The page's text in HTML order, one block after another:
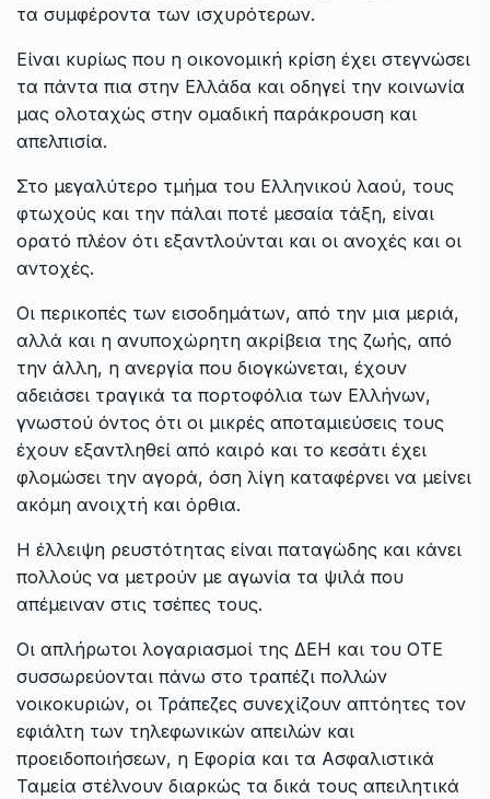
τα συμφέροντα των ισχυρότερων.
Είναι κυρίως που η οικονομική κρίση έχει στεγνώσει
τα πάντα πια στην Ελλάδα και οδηγεί την κοινωνία
μας ολοταχώς στην ομαδική παράκρουση και
απελπισία.
Στο μεγαλύτερο τμήμα του Ελληνικού λαού, τους
φτωχούς και την πάλαι ποτέ μεσαία τάξη, είναι
ορατό πλέον ότι εξαντλούνται και οι ανοχές και οι
αντοχές.
Οι περικοπές των εισοδημάτων, από την μια μεριά,
αλλά και η ανυποχώρητη ακρίβεια της ζωής, από
την άλλη, η ανεργία που διογκώνεται, έχουν
αδειάσει τραγικά τα πορτοφόλια των Ελλήνων,
γνωστού όντος ότι οι μικρές αποταμιεύσεις τους
έχουν εξαντληθεί από καιρό και το κεσάτι έχει
φλομώσει την αγορά, όση λίγη καταφέρνει να μείνει
ακόμη ανοιχτή και όρθια.
Η έλλειψη ρευστότητας είναι παταγώδης και κάνει
πολλούς να μετρούν με αγωνία τα ψιλά που
απέμειναν στις τσέπες τους.
Οι απλήρωτοι λογαριασμοί της ΔΕΗ και του ΟΤΕ
συσσωρεύονται πάνω στο τραπέζι πολλών
νοικοκυριών, οι Τράπεζες συνεχίζουν απτόητες τον
εφιάλτη των τηλεφωνικών απειλών και
προειδοποιήσεων, η Εφορία και τα Ασφαλιστικά
Ταμεία στέλνουν διαρκώς τα δικά τους απειλητικά